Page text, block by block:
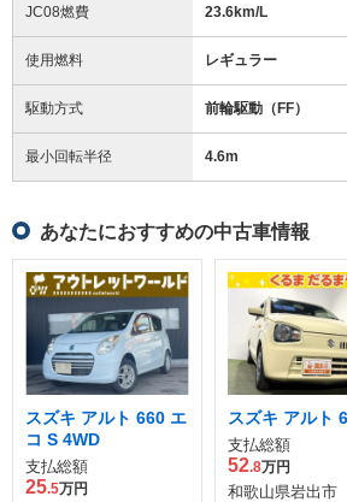
JC08燃費 23.6km/L
使用燃料 レギュラー
駆動方式 前輪駆動（FF）
最小回転半径 4.6m
あなたにおすすめの中古車情報
スズキ アルト 660 エ
コ S 4WD
支払総額
25.5万円
スズキ アルト
支払総額
52.8万円
和歌山県岩出市